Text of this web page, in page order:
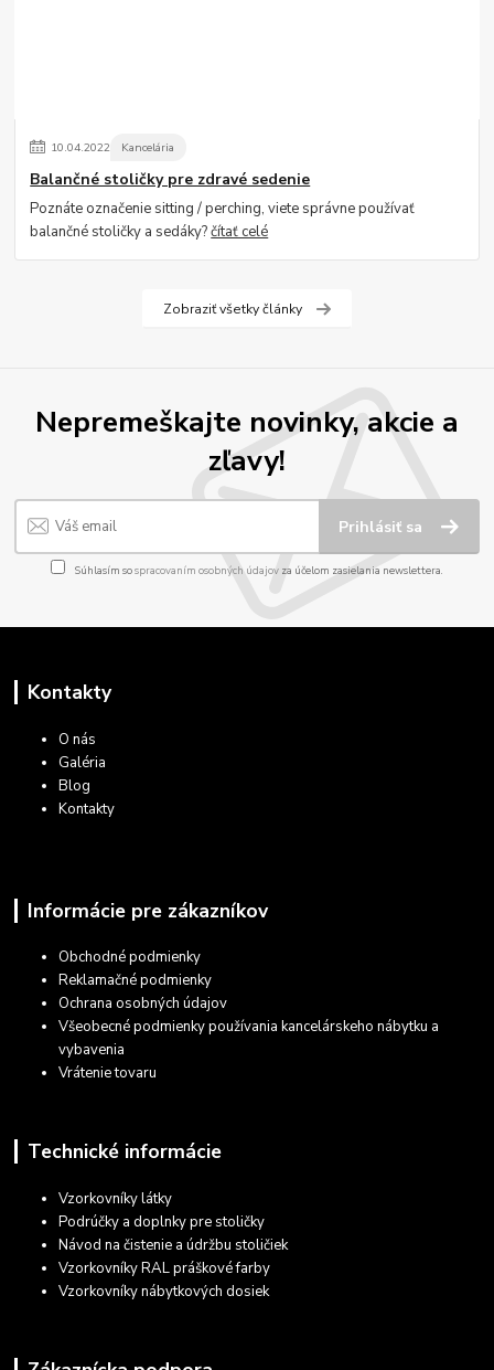
10.04.2022 Kancelária
Balančné stoličky pre zdravé sedenie
Poznáte označenie sitting / perching, viete správne používať
balančné stoličky a sedáky?čítať celé
Zobraziť všetky články
Nepremeškajte novinky, akcie a
zľavy!
Prihlásiť sa
Súhlasím sospracovaním osobných údajov za účelom zasielania newslettera.
Kontakty
O nás
Galéria
Blog
Kontakty
Informácie pre zákazníkov
Obchodné podmienky
Reklamačné podmienky
Ochrana osobných údajov
Všeobecné podmienky používania kancelárskeho nábytku a
vybavenia
Vrátenie tovaru
Technické informácie
Vzorkovníky látky
Podrúčky a doplnky pre stoličky
Návod na čistenie a údržbu stoličiek
Vzorkovníky RAL práškové farby
Vzorkovníky nábytkových dosiek